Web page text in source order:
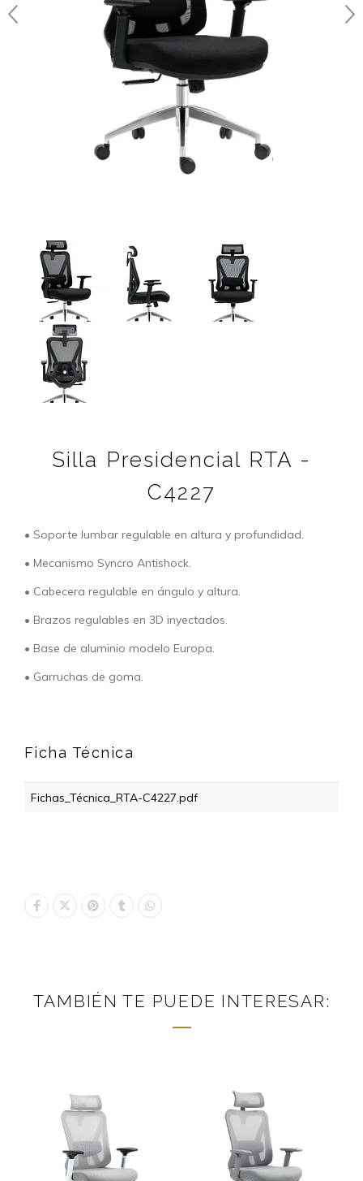
Silla Presidencial RTA -
C4227
• Soporte lumbar regulable en altura y profundidad.
• Mecanismo Syncro Antishock.
• Cabecera regulable en ángulo y altura.
• Brazos regulables en 3D inyectados.
• Base de aluminio modelo Europa.
• Garruchas de goma.
Ficha Técnica
Fichas_Técnica_RTA-C4227.pdf
TAMBIÉN TE PUEDE INTERESAR: